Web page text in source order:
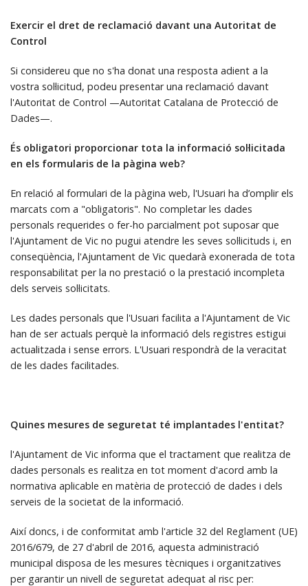
Exercir el dret de reclamació davant una Autoritat de
Control
Si considereu que no s'ha donat una resposta adient a la
vostra sol·licitud, podeu presentar una reclamació davant
l'Autoritat de Control —Autoritat Catalana de Protecció de
Dades—.
És obligatori proporcionar tota la informació sol·licitada
en els formularis de la pàgina web?
En relació al formulari de la pàgina web, l'Usuari ha d’omplir els
marcats com a "obligatoris". No completar les dades
personals requerides o fer-ho parcialment pot suposar que
l'Ajuntament de Vic no pugui atendre les seves sol·licituds i, en
conseqüència, l'Ajuntament de Vic quedarà exonerada de tota
responsabilitat per la no prestació o la prestació incompleta
dels serveis sol·licitats.
Les dades personals que l'Usuari facilita a l'Ajuntament de Vic
han de ser actuals perquè la informació dels registres estigui
actualitzada i sense errors. L'Usuari respondrà de la veracitat
de les dades facilitades.
Quines mesures de seguretat té implantades l'entitat?
l'Ajuntament de Vic informa que el tractament que realitza de
dades personals es realitza en tot moment d'acord amb la
normativa aplicable en matèria de protecció de dades i dels
serveis de la societat de la informació.
Així doncs, i de conformitat amb l'article 32 del Reglament (UE)
2016/679, de 27 d'abril de 2016, aquesta administració
municipal disposa de les mesures tècniques i organitzatives
per garantir un nivell de seguretat adequat al risc per: